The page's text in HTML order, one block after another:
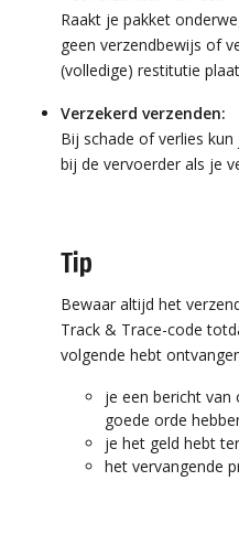
Raakt je pakket
geen verzendbewijs of
(volledige) restitutie
Verzekerd verzenden:
Bij schade of verlies
bij de vervoerder als je
Tip
Bewaar altijd het
Track & Trace-code
volgende hebt
je een bericht
goede orde
je het geld hebt
het vervangende